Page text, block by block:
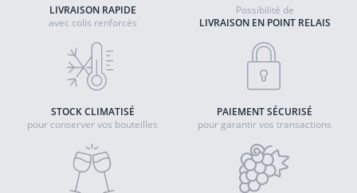
LIVRAISON RAPIDE
avec colis renforcés
LIVRAISON EN POINT RELAIS
Possibilité de
STOCK CLIMATISÉ
pour conserver vos bouteilles
PAIEMENT SÉCURISÉ
pour garantir vos transactions